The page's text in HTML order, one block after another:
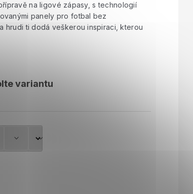
na ligové zápasy, s technologií
panely pro fotbal bez
hrudi ti dodá veškerou inspiraci, kterou
variantu